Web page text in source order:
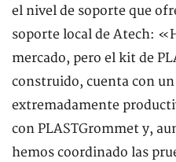
el nivel de soporte que
soporte local de Atech:
mercado, pero el kit de
construido, cuenta con
extremadamente
con PLASTGrommet y,
hemos coordinado las